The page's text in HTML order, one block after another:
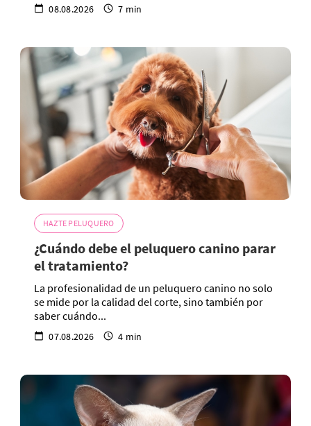
08.08.2026 7 min
HAZTE PELUQUERO
¿Cuándo debe el peluquero canino parar
el tratamiento?
La profesionalidad de un peluquero canino no solo
se mide por la calidad del corte, sino también por
saber cuándo...
07.08.2026 4 min